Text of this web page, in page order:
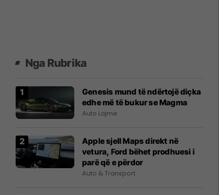
Nga Rubrika
Genesis mund të ndërtojë diçka
edhe më të bukur se Magma
Auto Lajme
Apple sjell Maps direkt në
vetura, Ford bëhet prodhuesi i
parë që e përdor
Auto & Transport